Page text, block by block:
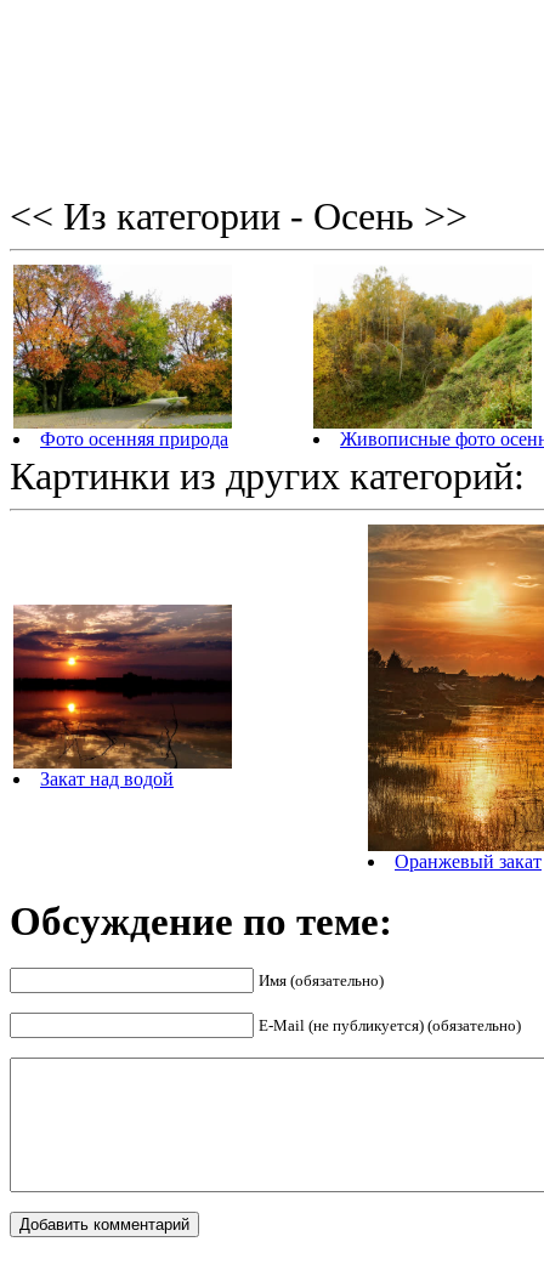
<< Из категории - Осень >>
Фото осенняя природа Живописные фото
Картинки из других категорий:
Закат над водой
Оранжевый закат
Обсуждение по теме:
Имя (обязательно)
E-Mail (не публикуется) (обязательно)